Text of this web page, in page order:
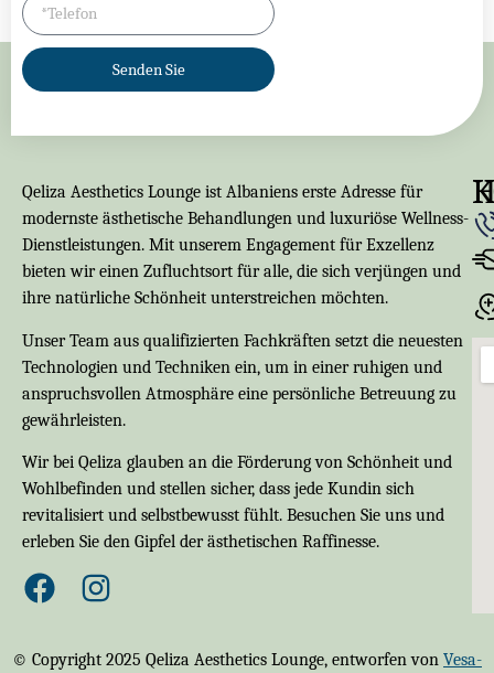
Senden Sie
Qeliza Aesthetics Lounge ist Albaniens erste Adresse für
modernste ästhetische Behandlungen und luxuriöse Wellness-
Dienstleistungen. Mit unserem Engagement für Exzellenz
bieten wir einen Zufluchtsort für alle, die sich verjüngen und
ihre natürliche Schönheit unterstreichen möchten.
Unser Team aus qualifizierten Fachkräften setzt die neuesten
Technologien und Techniken ein, um in einer ruhigen und
anspruchsvollen Atmosphäre eine persönliche Betreuung zu
gewährleisten.
Wir bei Qeliza glauben an die Förderung von Schönheit und
Wohlbefinden und stellen sicher, dass jede Kundin sich
revitalisiert und selbstbewusst fühlt. Besuchen Sie uns und
erleben Sie den Gipfel der ästhetischen Raffinesse.
© Copyright 2025 Qeliza Aesthetics Lounge, entworfen von Vesa-